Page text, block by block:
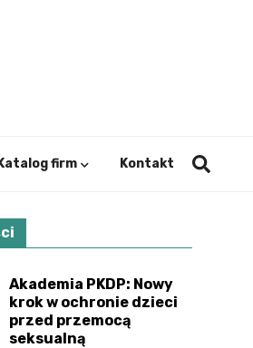
Katalog firm Kontakt
Akademia PKDP: Nowy
krok w ochronie dzieci
przed przemocą
seksualną